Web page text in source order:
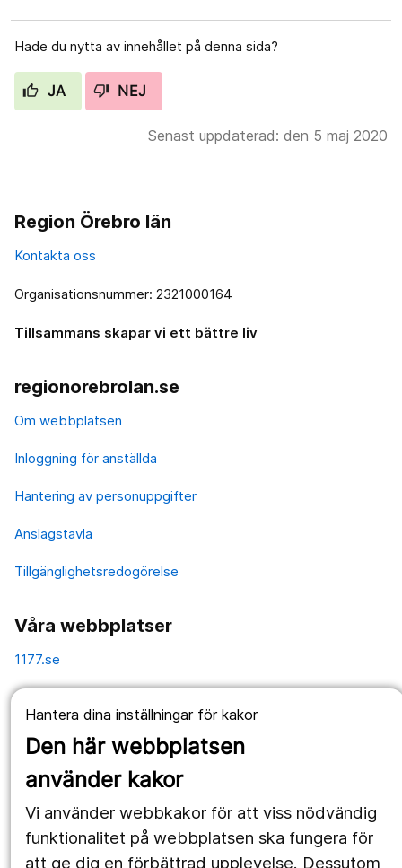
Hantera dina inställningar för kakor
Den här webbplatsen
använder kakor
Vi använder webbkakor för att viss nödvändig
funktionalitet på webbplatsen ska fungera för
att ge dig en förbättrad upplevelse. Dessutom
Hade du nytta av innehållet på denna sida?
JA NEJ
Senast uppdaterad: den 5 maj 2020
Region Örebro län
Kontakta oss
Organisationsnummer: 2321000164
Tillsammans skapar vi ett bättre liv
regionorebrolan.se
Om webbplatsen
Inloggning för anställda
Hantering av personuppgifter
Anslagstavla
Tillgänglighetsredogörelse
Våra webbplatser
1177.se
Länstrafiken
Vårdgivare
Utveckling
Följ oss